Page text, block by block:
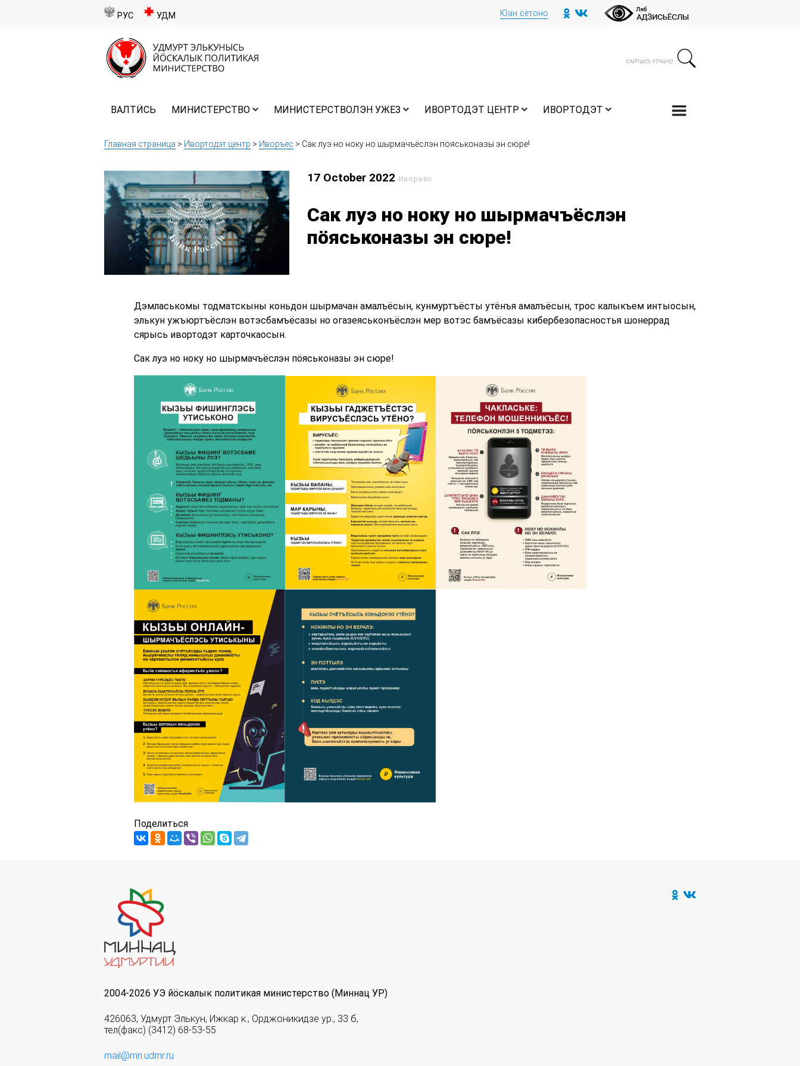
РУС УДМ Юан сётоно
ВАЛТӤСЬ МИНИСТЕРСТВО МИНИСТЕРСТВОЛЭН УЖЕЗ ИВОРТОДЭТ ЦЕНТР ИВОРТОДЭТ
Главная страница > Ивортодэт центр > Иворъёс > Сак луэ но ноку но шырмачъёслэн пӧяськоназы эн сюре!
17 October 2022 Иворъёс
Сак луэ но ноку но шырмачъёслэн
пӧяськоназы эн сюре!
Дэмласькомы тодматскыны коньдон шырмачан амалъёсын, кунмуртъёсты утёнъя амалъёсын, трос калыкъем интыосын,
элькун ужъюртъёслэн вотэсбамъёсазы но огазеяськонъёслэн мер вотэс бамъёсазы кибербезопасностья шонеррад
сярысь ивортодэт карточкаосын.
Сак луэ но ноку но шырмачъёслэн пӧяськоназы эн сюре!
Поделиться
2004-2026 УЭ йöскалык политикая министерство (Миннац УР)
426063, Удмурт Элькун, Ижкар к., Орджоникидзе ур., 33 б,
тел(факс) (3412) 68-53-55
mail@mn.udmr.ru